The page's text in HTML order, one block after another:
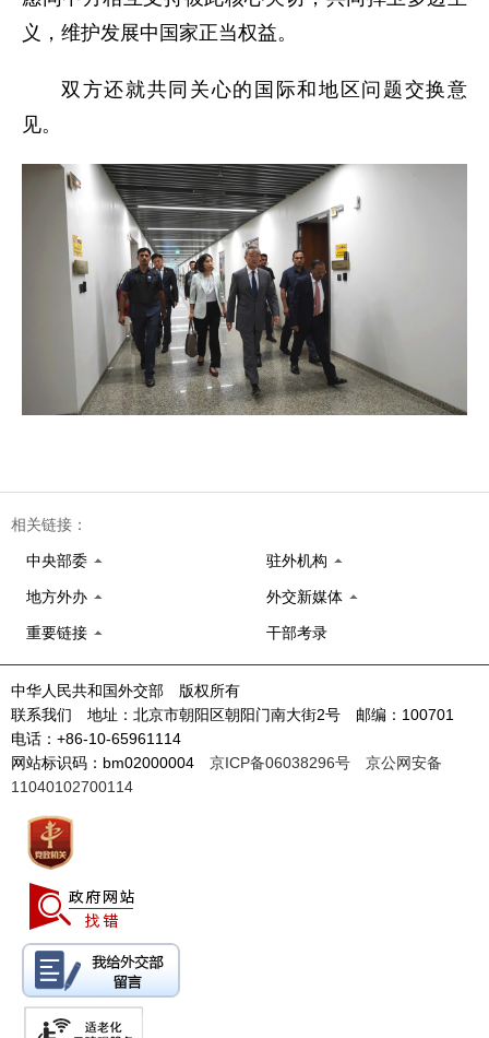
义，维护发展中国家正当权益。
双方还就共同关心的国际和地区问题交换意
见。
相关链接：
中央部委 驻外机构
地方外办 外交新媒体
重要链接 干部考录
中华人民共和国外交部 版权所有
联系我们 地址：北京市朝阳区朝阳门南大街2号 邮编：100701
电话：+86-10-65961114
网站标识码：bm02000004 京ICP备06038296号
京公网安备
11040102700114